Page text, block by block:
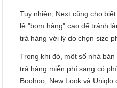
Tuy nhiên, Next cũng cho
lê "bom hàng" cao để tránh
trả hàng với lý do chọn size
Trong khi đó, một số nhà
trả hàng miễn phí sang có
Boohoo, New Look và